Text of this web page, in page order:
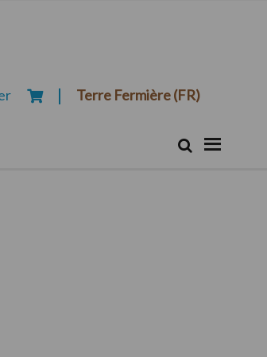
Terre Fermière (FR)
Zoek